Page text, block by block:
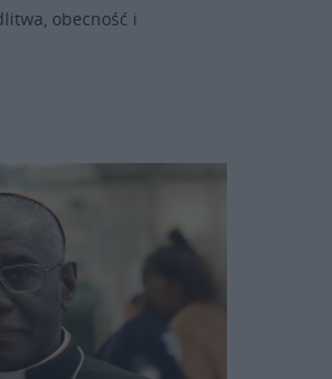
obecność i